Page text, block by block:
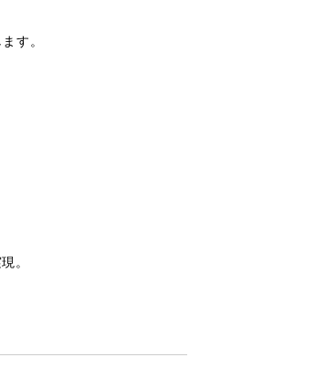
す。
。